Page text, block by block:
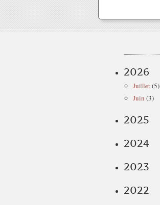
2026
Juillet(5)
Juin (3)
2025
2024
2023
2022